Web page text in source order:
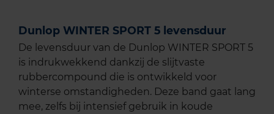
Dunlop WINTER SPORT 5 levensduur
De levensduur van de Dunlop WINTER SPORT 5
is indrukwekkend dankzij de slijtvaste
rubbercompound die is ontwikkeld voor
winterse omstandigheden. Deze band gaat lang
mee, zelfs bij intensief gebruik in koude